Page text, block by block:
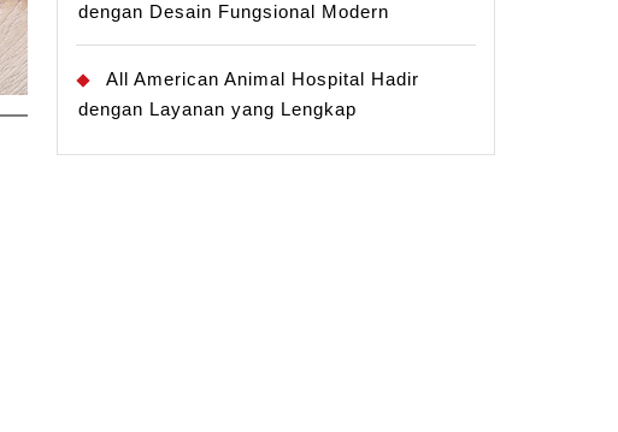
dengan Desain Fungsional Modern
All American Animal Hospital Hadir
dengan Layanan yang Lengkap